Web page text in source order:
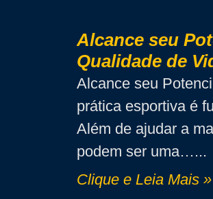
Alcance seu
Qualidade de
Alcance seu
prática esportiva é
Além de ajudar a
podem ser uma…
Clique e Leia Mais »